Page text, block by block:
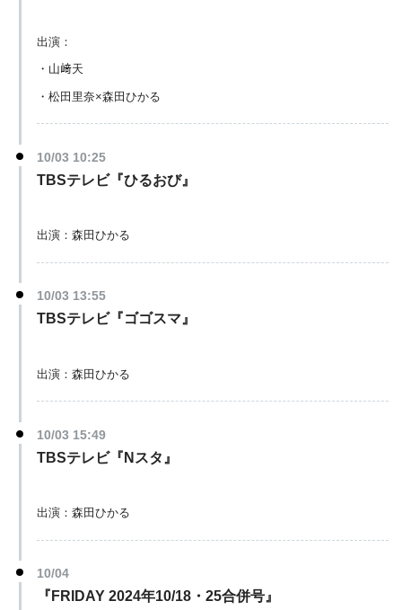
出演：
・山﨑天
・松田里奈×森田ひかる
10/03 10:25
TBSテレビ『ひるおび』
出演：森田ひかる
10/03 13:55
TBSテレビ『ゴゴスマ』
出演：森田ひかる
10/03 15:49
TBSテレビ『Nスタ』
出演：森田ひかる
10/04
『FRIDAY 2024年10/18・25合併号』